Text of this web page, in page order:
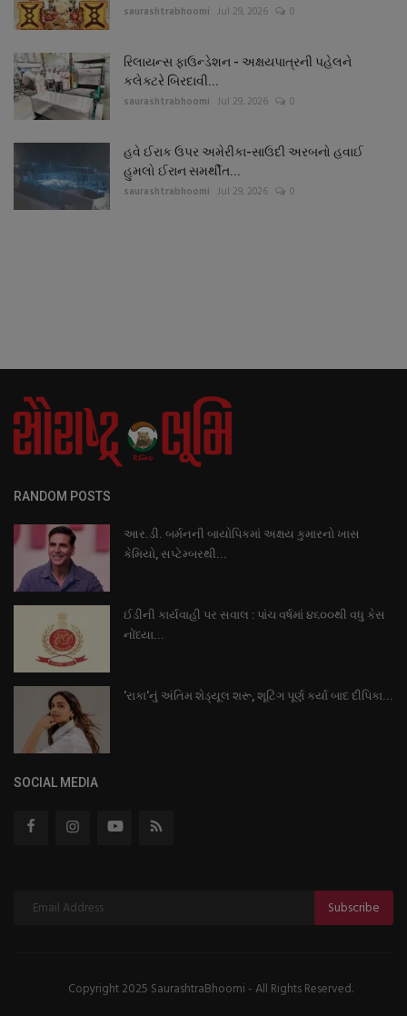
saurashtrabhoomi Jul 29, 2026 0
રિલાયન્સ ફાઉન્ડેશન - અક્ષયપાત્રની પહેલને
કલેક્ટરે બિરદાવી...
saurashtrabhoomi Jul 29, 2026 0
હવે ઈરાક ઉપર અમેરીકા-સાઉદી અરબનો હવાઈ
હુમલો ઈરાન સમર્થીત...
saurashtrabhoomi Jul 29, 2026 0
RANDOM POSTS
આર.ડી. બર્મનની બાયોપિકમાં અક્ષય કુમારનો ખાસ
કેમિયો, સપ્ટેમ્બરથી...
ઈડીની કાર્યવાહી પર સવાલ : પાંચ વર્ષમાં ૪૬૦૦થી વધુ કેસ
નોંધ્યા...
'રાકા'નું અંતિમ શેડ્યૂલ શરૂ, શૂટિંગ પૂર્ણ કર્યા બાદ દીપિકા...
SOCIAL MEDIA
Subscribe
Copyright 2025 SaurashtraBhoomi - All Rights Reserved.